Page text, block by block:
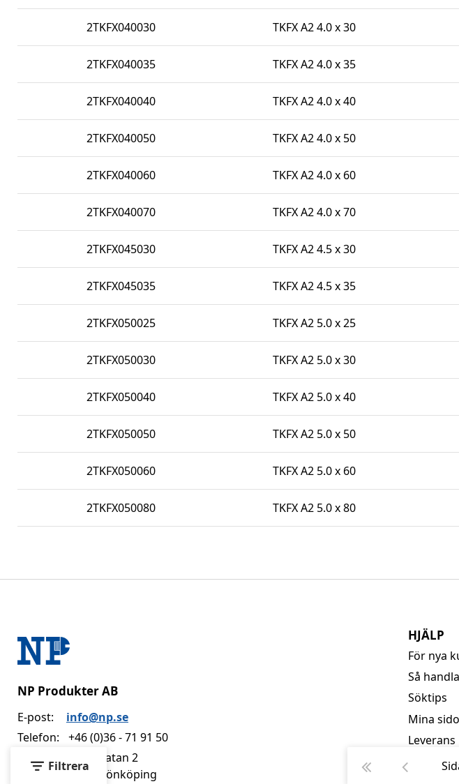
Filtrera
2TKFX040030 TKFX A2 4.0 x 30
2TKFX040035 TKFX A2 4.0 x 35
2TKFX040040 TKFX A2 4.0 x 40
2TKFX040050 TKFX A2 4.0 x 50
2TKFX040060 TKFX A2 4.0 x 60
2TKFX040070 TKFX A2 4.0 x 70
2TKFX045030 TKFX A2 4.5 x 30
2TKFX045035 TKFX A2 4.5 x 35
2TKFX050025 TKFX A2 5.0 x 25
2TKFX050030 TKFX A2 5.0 x 30
2TKFX050040 TKFX A2 5.0 x 40
2TKFX050050 TKFX A2 5.0 x 50
2TKFX050060 TKFX A2 5.0 x 60
2TKFX050080 TKFX A2 5.0 x 80
NP Produkter AB
E-post:
info@np.se
Telefon:
+46 (0)36 - 71 91 50
Adress:
Dvärggatan 2
553 02 Jönköping
HJÄLP
För nya
Så
Söktips
Mina
Leverans
Betalning